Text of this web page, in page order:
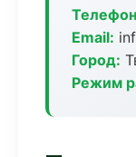
Email:
Город:
Режим